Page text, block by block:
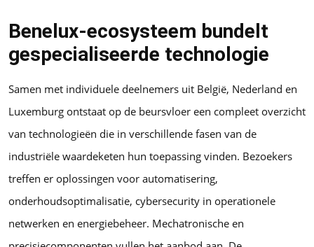
Benelux-ecosysteem bundelt
gespecialiseerde technologie
Samen met individuele deelnemers uit België, Nederland en
Luxemburg ontstaat op de beursvloer een compleet overzicht
van technologieën die in verschillende fasen van de
industriële waardeketen hun toepassing vinden. Bezoekers
treffen er oplossingen voor automatisering,
onderhoudsoptimalisatie, cybersecurity in operationele
netwerken en energiebeheer. Mechatronische en